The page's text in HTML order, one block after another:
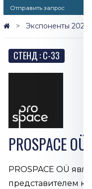
Отправить запрос
Экспоненты 2026
СТЕНД : C-33
PROSPACE OÜ
PROSPACE OÜ
представителем